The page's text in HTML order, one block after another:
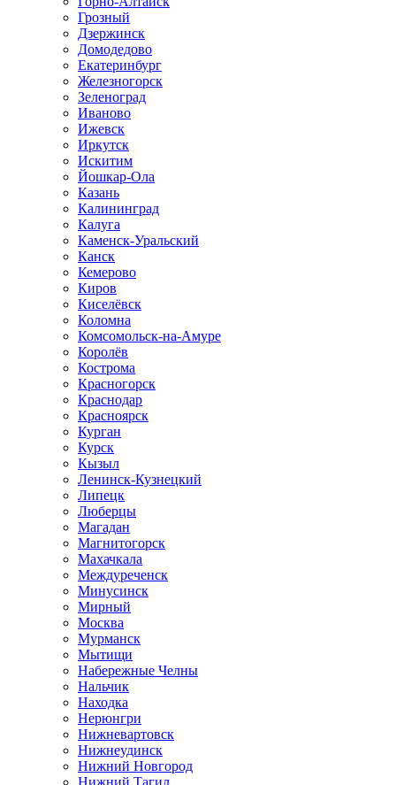
Грозный
Дзержинск
Домодедово
Екатеринбург
Железногорск
Зеленоград
Иваново
Ижевск
Иркутск
Искитим
Йошкар-Ола
Казань
Калининград
Калуга
Каменск-Уральский
Канск
Кемерово
Киров
Киселёвск
Коломна
Комсомольск-на-Амуре
Королёв
Кострома
Красногорск
Краснодар
Красноярск
Курган
Курск
Кызыл
Ленинск-Кузнецкий
Липецк
Люберцы
Магадан
Магнитогорск
Махачкала
Междуреченск
Минусинск
Мирный
Москва
Мурманск
Мытищи
Набережные Челны
Нальчик
Находка
Нерюнгри
Нижневартовск
Нижнеудинск
Нижний Новгород
Нижний Тагил